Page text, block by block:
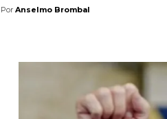
Por Anselmo Brombal